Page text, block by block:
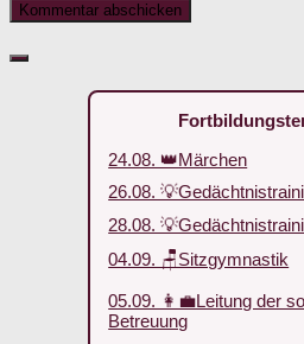
24.08. 👑Märchen
26.08.
28.08.
04.09. 🪑Sitzgymnastik
05.09. 👩‍💼Leitung der
Betreuung